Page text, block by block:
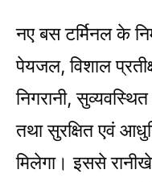
नए बस टर्मिनल के
पेयजल, विशाल
निगरानी, सुव्यवस्थित
तथा सुरक्षित एवं
मिलेगा। इससे